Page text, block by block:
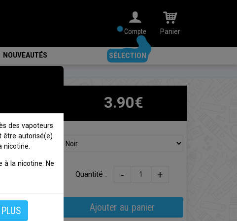
Panier
Compte
NOUVEAUTÉS SÉLECTION
votre kit
3.90€
Quantité : - +
Ajouter au panier
des vapoteurs
être autorisé(e)
nicotine.
à la nicotine. Ne